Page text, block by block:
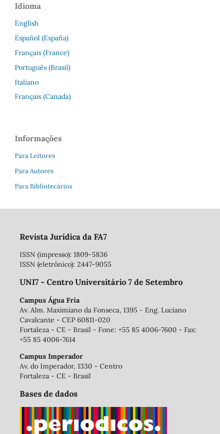
Idioma
English
Español (España)
Français (France)
Português (Brasil)
Italiano
Français (Canada)
Informações
Para Leitores
Para Autores
Para Bibliotecários
Revista Jurídica da FA7
ISSN (impresso): 1809-5836
ISSN (eletrônico): 2447-9055
UNI7 - Centro Universitário 7 de Setembro
Campus Água Fria
Av. Alm. Maximiano da Fonseca, 1395 - Eng. Luciano
Cavalcante - CEP 60811-020
Fortaleza - CE - Brasil - Fone: +55 85 4006-7600 - Fax:
+55 85 4006-7614
Campus Imperador
Av. do Imperador, 1330 - Centro
Fortaleza - CE - Brasil
Bases de dados